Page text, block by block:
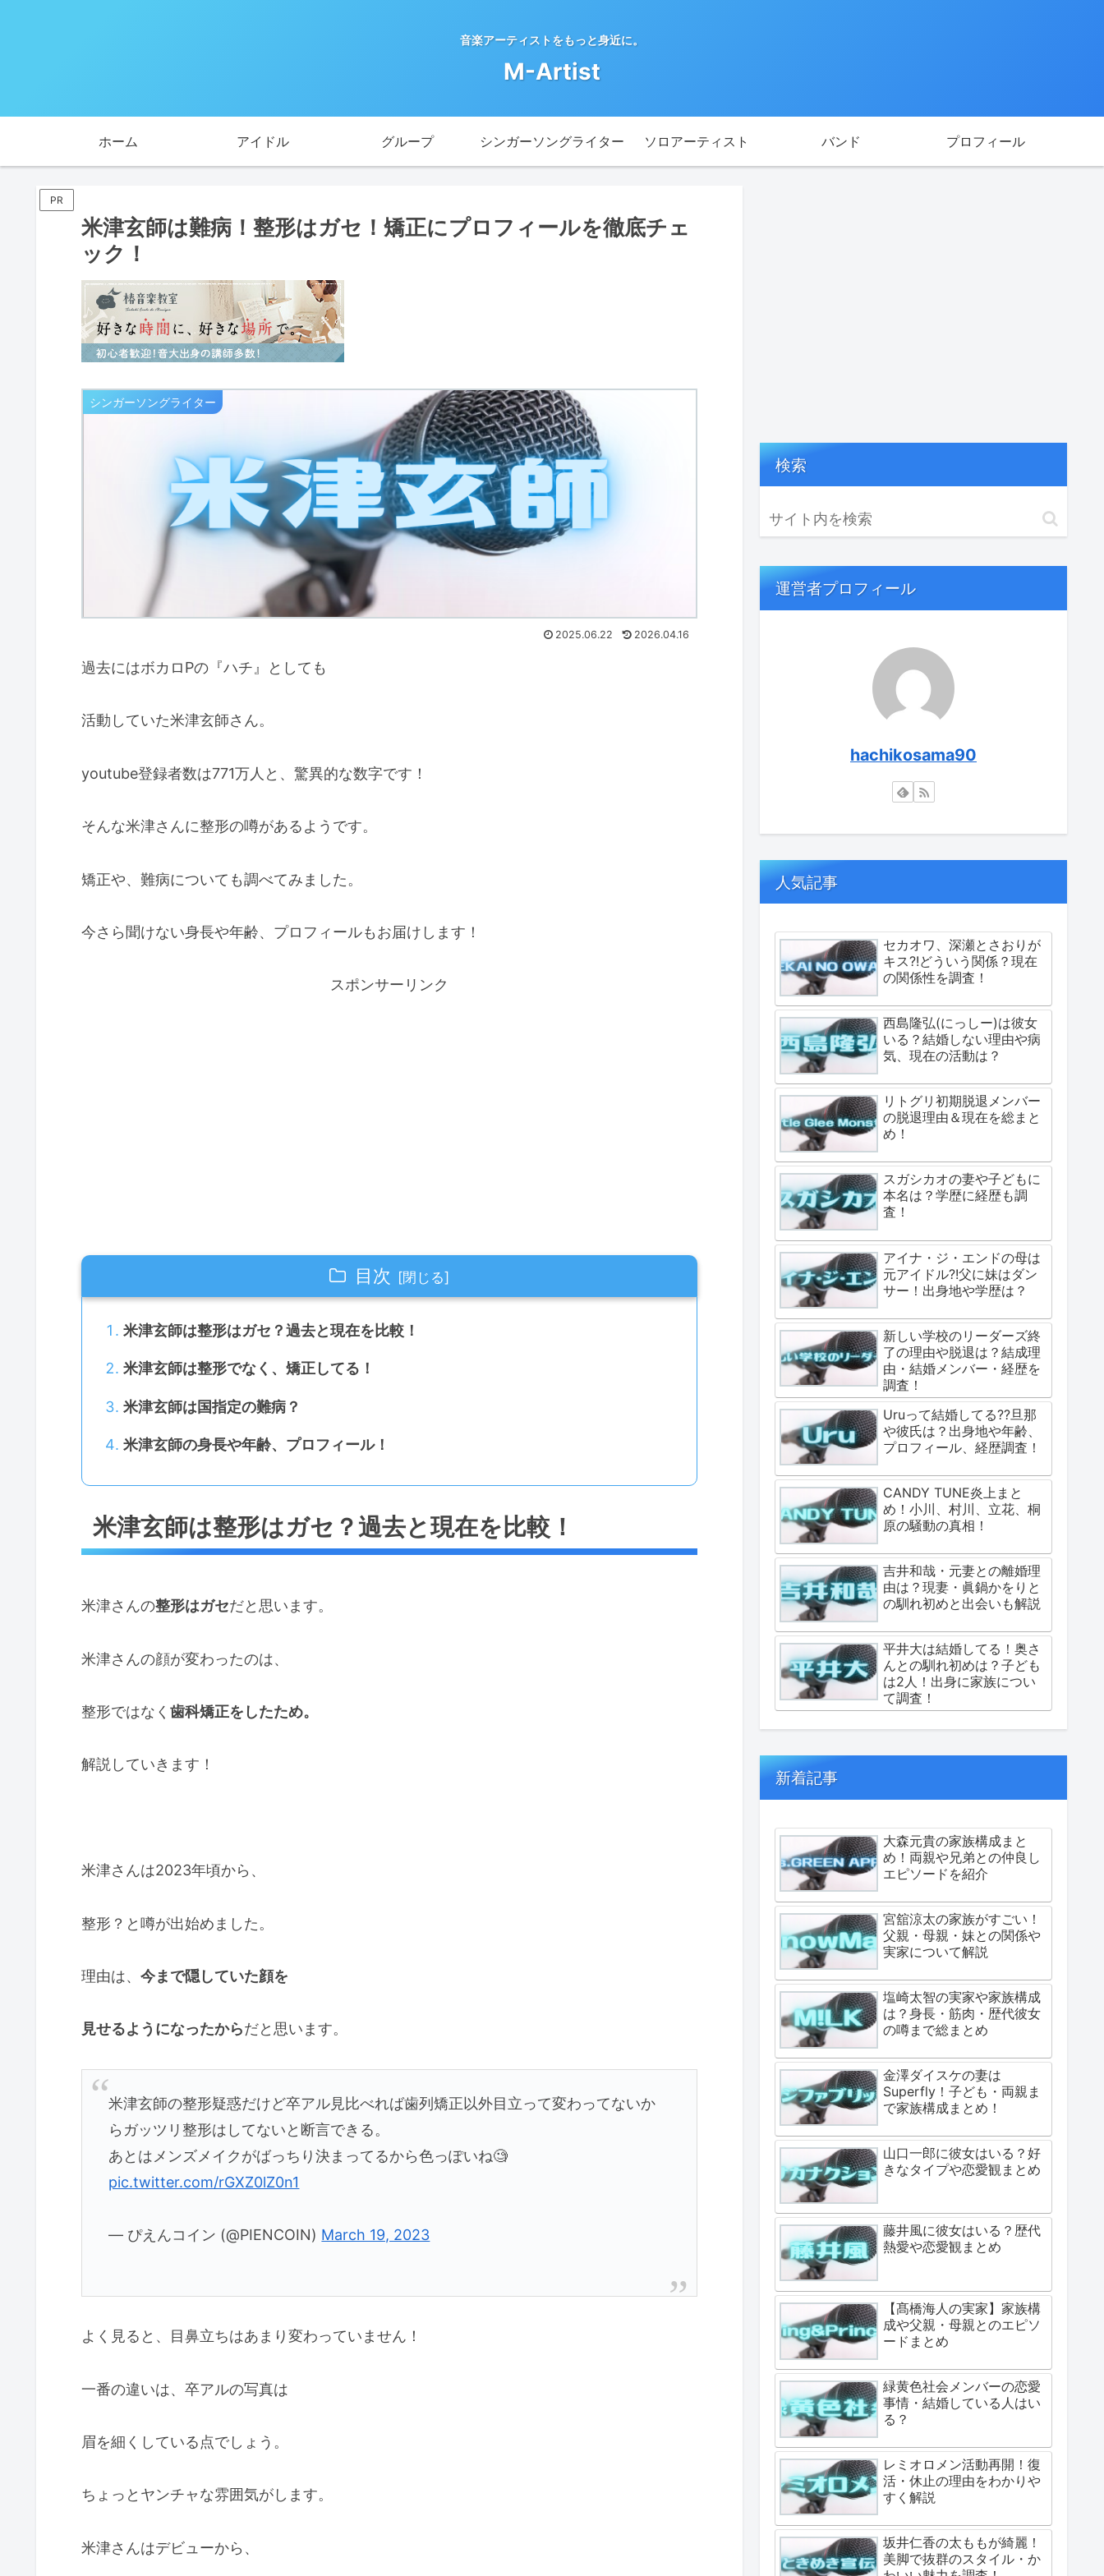
音楽アーティストをもっと身近に。
M-Artist
ホーム アイドル グループ シンガーソングライター ソロアーティスト バンド プロフィール
PR
米津玄師は難病！整形はガセ！矯正にプロフィールを徹底チェ
ック！
シンガーソングライター
2025.06.22 2026.04.16
過去にはボカロPの『ハチ』としても
活動していた米津玄師さん。
youtube登録者数は771万人と、驚異的な数字です！
そんな米津さんに整形の噂があるようです。
矯正や、難病についても調べてみました。
今さら聞けない身長や年齢、プロフィールもお届けします！
スポンサーリンク
目次
米津玄師は整形はガセ？過去と現在を比較！
米津玄師は整形でなく、矯正してる！
米津玄師は国指定の難病？
米津玄師の身長や年齢、プロフィール！
米津玄師は整形はガセ？過去と現在を比較！
米津さんの整形はガセだと思います。
米津さんの顔が変わったのは、
整形ではなく 歯科矯正をしたため。
解説していきます！
米津さんは2023年頃から、
整形？と噂が出始めました。
理由は、 今まで隠していた顔を
見せるようになったからだと思います。
米津玄師の整形疑惑だけど卒アル見比べれば歯列矯正以外目立って変わってないか
らガッツリ整形はしてないと断言できる。
あとはメンズメイクがばっちり決まってるから色っぽいね🧐
pic.twitter.com/rGXZ0lZ0n1
— ぴえんコイン (@PIENCOIN) March 19, 2023
よく見ると、目鼻立ちはあまり変わっていません！
一番の違いは、卒アルの写真は
眉を細くしている点でしょう。
ちょっとヤンチャな雰囲気がします。
米津さんはデビューから、
検索
運営者プロフィール
hachikosama90
人気記事
セカオワ、深瀬とさおりが
キス?!どういう関係？現在
の関係性を調査！
西島隆弘(にっしー)は彼女
いる？結婚しない理由や病
気、現在の活動は？
リトグリ初期脱退メンバー
の脱退理由＆現在を総まと
め！
スガシカオの妻や子どもに
本名は？学歴に経歴も調
査！
アイナ・ジ・エンドの母は
元アイドル?!父に妹はダン
サー！出身地や学歴は？
新しい学校のリーダーズ終
了の理由や脱退は？結成理
由・結婚メンバー・経歴を
調査！
Uruって結婚してる??旦那
や彼氏は？出身地や年齢、
プロフィール、経歴調査！
CANDY TUNE炎上まと
め！小川、村川、立花、桐
原の騒動の真相！
吉井和哉・元妻との離婚理
由は？現妻・眞鍋かをりと
の馴れ初めと出会いも解説
平井大は結婚してる！奥さ
んとの馴れ初めは？子ども
は2人！出身に家族につい
て調査！
新着記事
大森元貴の家族構成まと
め！両親や兄弟との仲良し
エピソードを紹介
宮舘涼太の家族がすごい！
父親・母親・妹との関係や
実家について解説
塩崎太智の実家や家族構成
は？身長・筋肉・歴代彼女
の噂まで総まとめ
金澤ダイスケの妻は
Superfly！子ども・両親ま
で家族構成まとめ！
山口一郎に彼女はいる？好
きなタイプや恋愛観まとめ
藤井風に彼女はいる？歴代
熱愛や恋愛観まとめ
【髙橋海人の実家】家族構
成や父親・母親とのエピソ
ードまとめ
緑黄色社会メンバーの恋愛
事情・結婚している人はい
る？
レミオロメン活動再開！復
活・休止の理由をわかりや
すく解説
坂井仁香の太ももが綺麗！
美脚で抜群のスタイル・か